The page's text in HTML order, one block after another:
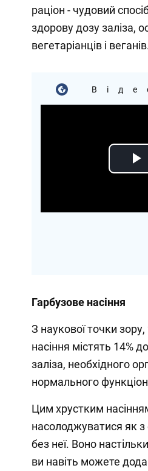
раціон - чудовий
здорову дозу заліза,
вегетаріанців і
Гарбузове насіння
З наукової точки
насіння містять 14%
заліза, необхідного
нормального
Цим хрустким
насолоджуватися як з
без неї. Воно
ви навіть можете